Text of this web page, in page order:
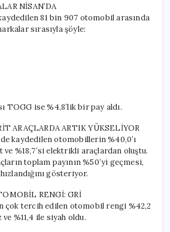
NİSAN’DA
81 bin 907 otomobil arasında
sırasıyla şöyle:
TOGG ise %4,8’lik bir pay aldı.
ARAÇLARDA ARTIK YÜKSELİYOR
kaydedilen otomobillerin %40,0’ı
%18,7’si elektrikli araçlardan oluştu.
toplam payının %50’yi geçmesi,
gösteriyor.
RENGİ: GRİ
çok tercih edilen otomobil rengi %42,2
%11,4 ile siyah oldu.